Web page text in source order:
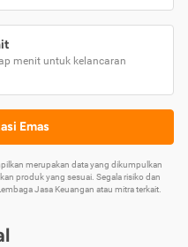
menit untuk kelancaran
Emas
merupakan data yang dikumpulkan
produk yang sesuai. Segala risiko dan
Jasa Keuangan atau mitra terkait.